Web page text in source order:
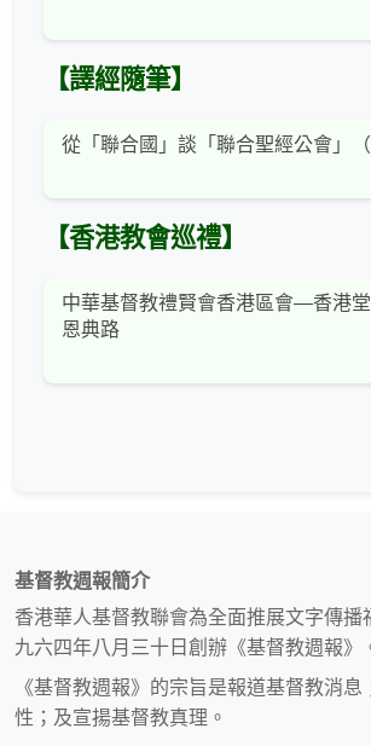
【譯經隨筆】
從「聯合國」談「聯合聖經公會」（
【香港教會巡禮】
中華基督教禮賢會香港區會—香港
恩典路
基督教週報簡介
香港華人基督教聯會為全面推展文字傳播
九六四年八月三十日創辦《基督教週報》
《基督教週報》的宗旨是報道基督教消息
性；及宣揚基督教真理。